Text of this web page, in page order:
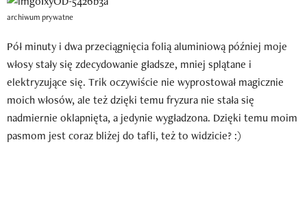
archiwum prywatne
Pół minuty i dwa przeciągnięcia folią aluminiową później moje
włosy stały się zdecydowanie gładsze, mniej splątane i
elektryzujące się. Trik oczywiście nie wyprostował magicznie
moich włosów, ale też dzięki temu fryzura nie stała się
nadmiernie oklapnięta, a jedynie wygładzona. Dzięki temu moim
pasmom jest coraz bliżej do tafli, też to widzicie? :)